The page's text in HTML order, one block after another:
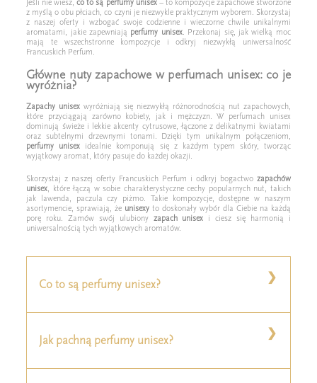
z myślą o obu płciach, co czyni je niezwykle praktycznym wyborem. Skorzystaj
z naszej oferty i wzbogać swoje codzienne i wieczorne chwile unikalnymi
aromatami, jakie zapewniają perfumy unisex. Przekonaj się, jak wielką moc
mają te wszechstronne kompozycje i odkryj niezwykłą uniwersalność
Francuskich Perfum.
Główne nuty zapachowe w perfumach unisex: co je
wyróżnia?
Zapachy unisex wyróżniają się niezwykłą różnorodnością nut zapachowych,
które przyciągają zarówno kobiety, jak i mężczyzn. W perfumach unisex
dominują świeże i lekkie akcenty cytrusowe, łączone z delikatnymi kwiatami
oraz subtelnymi drzewnymi tonami. Dzięki tym unikalnym połączeniom,
perfumy unisex idealnie komponują się z każdym typem skóry, tworząc
wyjątkowy aromat, który pasuje do każdej okazji.
Skorzystaj z naszej oferty Francuskich Perfum i odkryj bogactwo zapachów
unisex , które łączą w sobie charakterystyczne cechy popularnych nut, takich
jak lawenda, paczula czy piżmo. Takie kompozycje, dostępne w naszym
asortymencie, sprawiają, że unisexy to doskonały wybór dla Ciebie na każdą
porę roku. Zamów swój ulubiony zapach unisex i ciesz się harmonią i
uniwersalnością tych wyjątkowych aromatów.
Co to są perfumy unisex?
Perfumy unisex to kompozycje zapachowe stworzone
z myślą o obu płciach, co czyni je niezwykle
Jak pachną perfumy unisex?